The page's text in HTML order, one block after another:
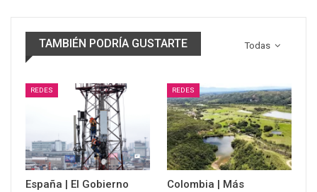
Todas
TAMBIÉN PODRÍA GUSTARTE
REDES
España | El Gobierno
REDES
Colombia | Más